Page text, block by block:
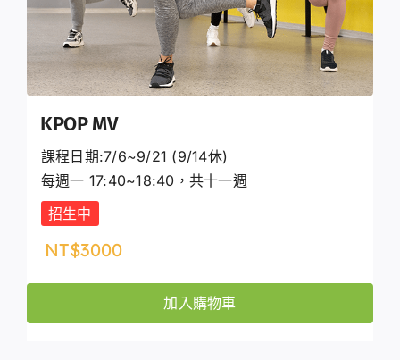
KPOP MV
課程日期:7/6~9/21 (9/14休)
每週一 17:40~18:40，共十一週
招生中
NT$3000
加入購物車